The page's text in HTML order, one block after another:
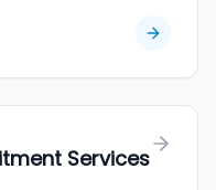
Services